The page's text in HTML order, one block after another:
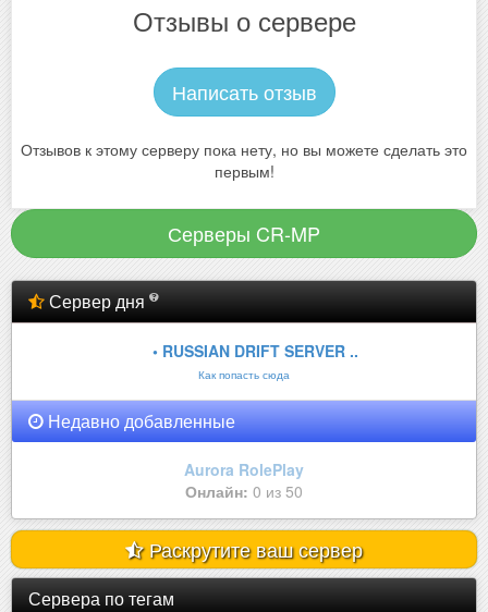
Отзывы о сервере
Написать отзыв
Отзывов к этому серверу пока нету, но вы можете сделать это
первым!
Серверы CR-MP
Сервер дня
• RUSSIAN DRIFT SERVER ..
Как попасть сюда
Недавно добавленные
Aurora RolePlay
Онлайн: 0 из 50
Раскрутите ваш сервер
Сервера по тегам